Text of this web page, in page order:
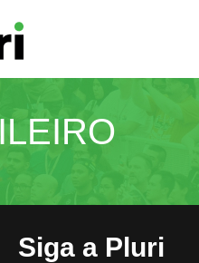
Siga a Pluri